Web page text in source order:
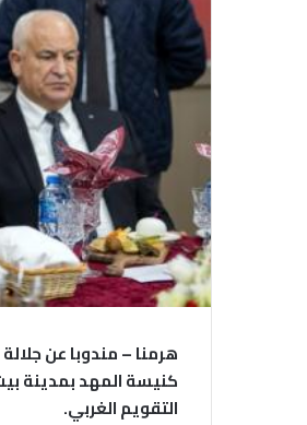
هرمنا – مندوبا عن
كنيسة المهد بمدينة
التقويم الغربي.